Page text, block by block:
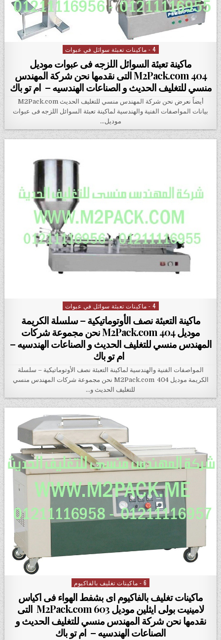
Posted in
4 - ماكينات تعبئة سوائل في عبوات
ماكينة تعبئة السوائل اللزجه فى عبوات موديل
M2Pack.com 404 التى نقدمها نحن شركة المهندس
منسي للتغليف الحديث و الصناعات الهندسيه – ام تو باك
أيضاً نعرض نحن شركة المهندس منسي للتغليف الحديث M2Pack.com
بيانات المواصفات الفنية والهندسية لماكينة تعبئة السوائل اللزجه فى عبوات
موديل…
Posted in
4 - ماكينات تعبئة سوائل في عبوات
ماكينة التعبئة نصف الأوتوماتيكية – سلسلة الكريمة
موديل M2Pack.com 404 نحن مجموعة شركات
المهندس منسي للتغليف الحديث و الصناعات الهندسيه –
ام تو باك
المواصفات الفنية والهندسية لماكينة التعبئة نصف الأوتوماتيكية – سلسلة
الكريمة موديل M2Pack.com 404 نحن مجموعة شركات المهندس منسي
للتغليف الحديث و…
Posted in
6 - ماكينات تغليف بالفاكيوم
ماكينات تغليف بالفاكيوم اى بشفط الهواء فى اكياس
لامينيت بولى ايثلين موديل M2Pack.com 603 التى
نقدمها نحن شركة المهندس منسي للتغليف الحديث و
الصناعات الهندسيه – ام تو باك